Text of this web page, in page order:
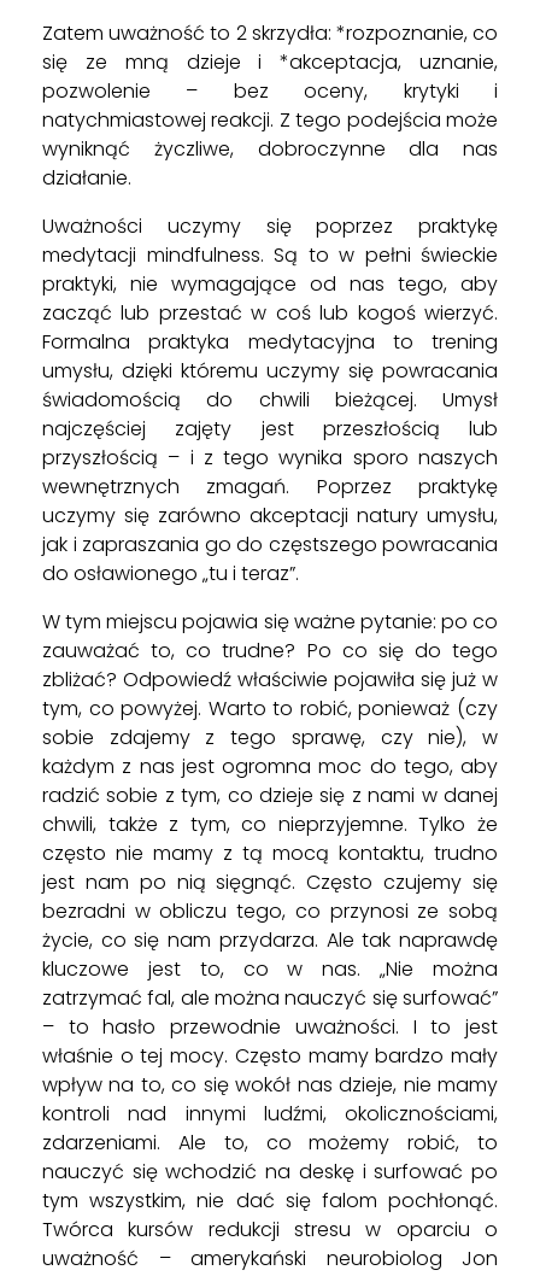
Zatem uważność to 2 skrzydła: *rozpoznanie,co
się ze mną dzieje i *akceptacja, uznanie,
pozwolenie – bez oceny, krytyki i
natychmiastowej reakcji. Z tego podejścia może
wyniknąć życzliwe, dobroczynne dla nas
działanie.
Uważności uczymy się poprzez praktykę
medytacji mindfulness. Są to w pełni świeckie
praktyki, nie wymagające od nas tego, aby
zacząć lub przestać w coś lub kogoś wierzyć.
Formalna praktyka medytacyjna to trening
umysłu, dzięki któremu uczymy się powracania
świadomością do chwili bieżącej. Umysł
najczęściej zajęty jest przeszłością lub
przyszłością – i z tego wynika sporo naszych
wewnętrznych zmagań. Poprzez praktykę
uczymy się zarówno akceptacji natury umysłu,
jak i zapraszania go do częstszego powracania
do osławionego „tu i teraz”.
W tym miejscu pojawia się ważne pytanie: po co
zauważać to, co trudne? Po co się do tego
zbliżać? Odpowiedź właściwie pojawiła się już w
tym, co powyżej. Warto to robić, ponieważ (czy
sobie zdajemy z tego sprawę, czy nie), w
każdym z nas jest ogromna moc do tego, aby
radzić sobie z tym, co dzieje się z nami w danej
chwili, także z tym, co nieprzyjemne. Tylko że
często nie mamy z tą mocą kontaktu, trudno
jest nam po nią sięgnąć. Często czujemy się
bezradni w obliczu tego, co przynosi ze sobą
życie, co się nam przydarza. Ale tak naprawdę
kluczowe jest to, co w nas. „Nie można
zatrzymać fal, ale można nauczyć się surfować”
– to hasło przewodnie uważności. I to jest
właśnie o tej mocy. Często mamy bardzo mały
wpływ na to, co się wokół nas dzieje, nie mamy
kontroli nad innymi ludźmi, okolicznościami,
zdarzeniami. Ale to, co możemy robić, to
nauczyć się wchodzić na deskę i surfować po
tym wszystkim, nie dać się falom pochłonąć.
Twórca kursów redukcji stresu w oparciu o
uważność – amerykański neurobiolog Jon